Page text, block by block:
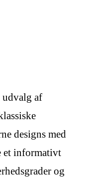
af
designs med
et informativt
og